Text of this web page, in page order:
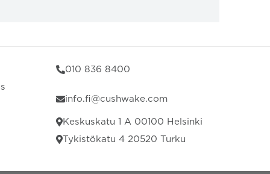
010 836 8400
info.fi@cushwake.com
Keskuskatu 1 A 00100 Helsinki
Tykistökatu 4 20520 Turku